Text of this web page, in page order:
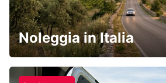
Noleggia in Italia